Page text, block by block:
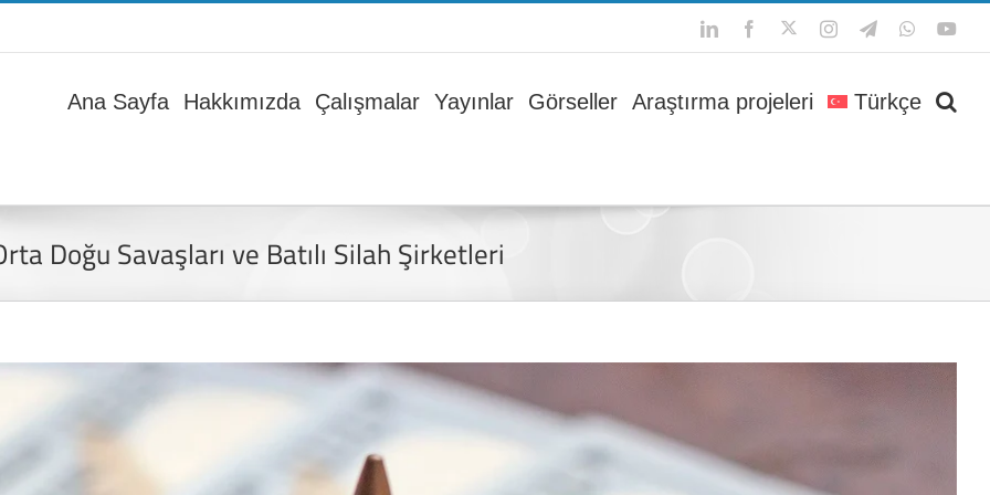
LinkedInFacebook
TwitterInstagramTelegramWhatsApp
Ana Sayfa Hakkımızda Çalışmalar Yayınlar Görseller Araştırma projeleri Türkçe
Doğu Savaşları ve Batılı Silah Şirketleri